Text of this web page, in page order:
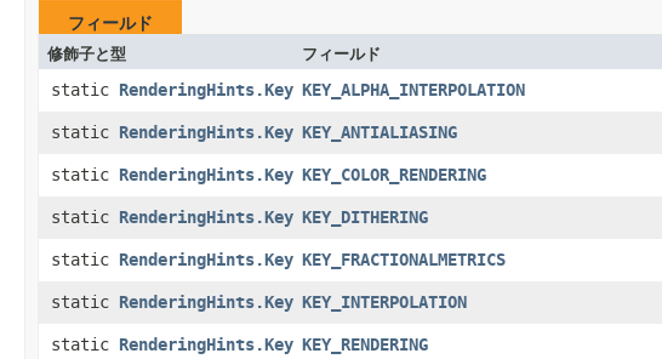
フィールド
修飾子と型 フィールド
static RenderingHints.Key KEY_ALPHA_INTERPOLATION
static RenderingHints.Key KEY_ANTIALIASING
static RenderingHints.Key KEY_COLOR_RENDERING
static RenderingHints.Key KEY_DITHERING
static RenderingHints.Key KEY_FRACTIONALMETRICS
static RenderingHints.Key KEY_INTERPOLATION
static RenderingHints.Key KEY_RENDERING